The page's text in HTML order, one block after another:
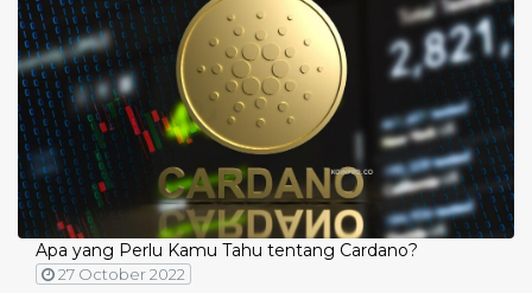
Apa yang Perlu Kamu Tahu tentang Cardano?
27 October 2022